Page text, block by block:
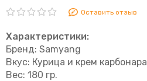
Оставить отзыв
Характеристики:
Бренд: Samyang
Вкус: Курица и крем карбонара
Вес: 180 гр.